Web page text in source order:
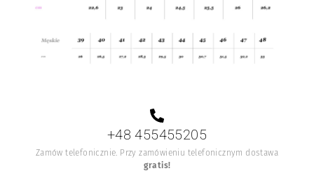
+48 455455205
Zamów telefonicznie. Przy zamówieniu telefonicznym dostawa
gratis!